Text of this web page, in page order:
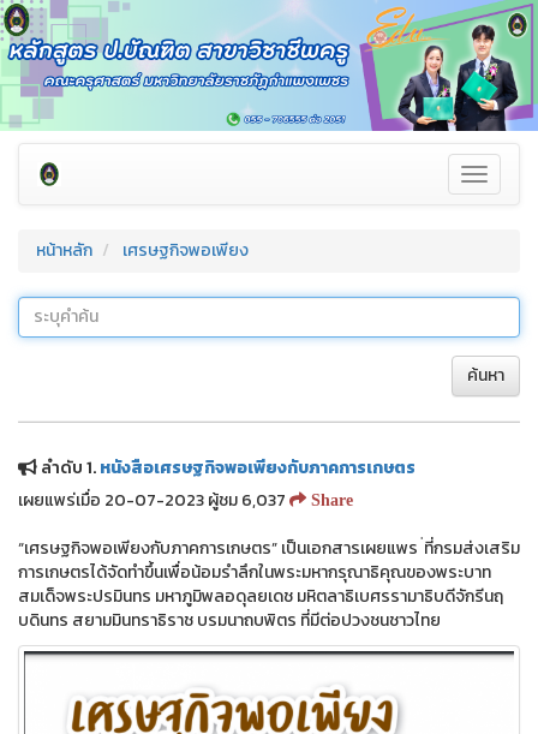
Toggle
หน้าหลัก
เศรษฐกิจพอเพียง
ค้นหา
ลำดับ 1.หนังสือเศรษฐกิจพอเพียงกับภาคการเกษตร
เผยแพร่เมื่อ 20-07-2023 ผู้ชม 6,037
Share
“เศรษฐกิจพอเพียงกับภาคการเกษตร” เป็นเอกสารเผยแพร ่ที่กรมส่งเสริม
การเกษตรได้จัดทำขึ้นเพื่อน้อมรำลึกในพระมหากรุณาธิคุณของพระบาท
สมเด็จพระปรมินทร มหาภูมิพลอดุลยเดช มหิตลาธิเบศรรามาธิบดีจักรีนฤ
บดินทร สยามมินทราธิราช บรมนาถบพิตร ที่มีต่อปวงชนชาวไทย